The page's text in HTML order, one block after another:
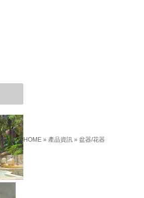
HOME » 產品資訊 » 盆器/花器